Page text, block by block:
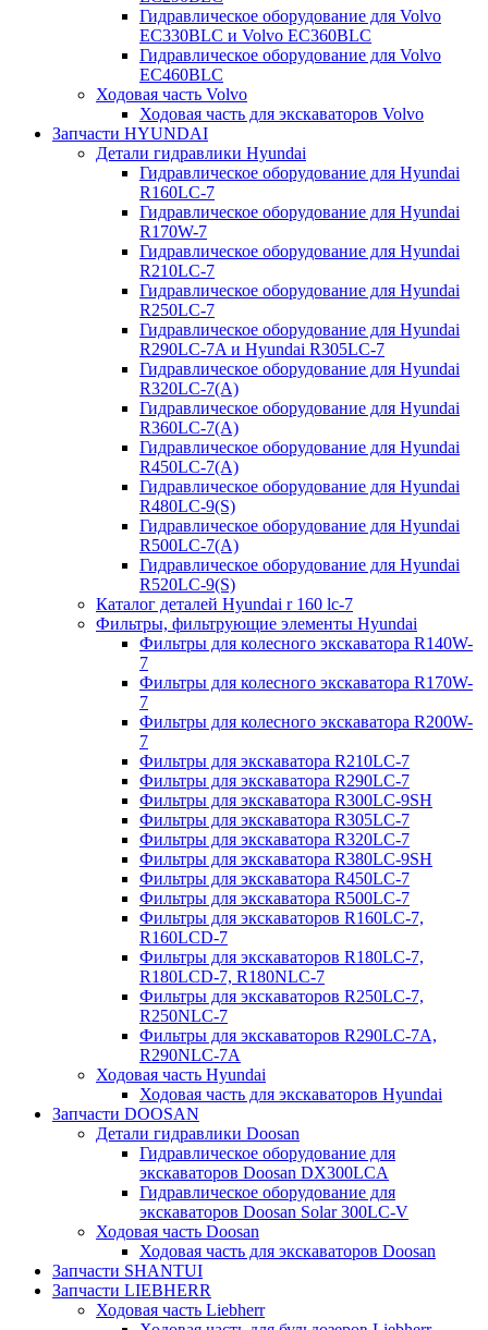
Гидравлическое оборудование для Volvo
EC330BLC и Volvo EC360BLC
Гидравлическое оборудование для Volvo
EC460BLC
Ходовая часть Volvo
Ходовая часть для экскаваторов Volvo
Запчасти HYUNDAI
Детали гидравлики Hyundai
Гидравлическое оборудование для Hyundai
R160LC-7
Гидравлическое оборудование для Hyundai
R170W-7
Гидравлическое оборудование для Hyundai
R210LC-7
Гидравлическое оборудование для Hyundai
R250LC-7
Гидравлическое оборудование для Hyundai
R290LC-7A и Hyundai R305LC-7
Гидравлическое оборудование для Hyundai
R320LC-7(A)
Гидравлическое оборудование для Hyundai
R360LC-7(A)
Гидравлическое оборудование для Hyundai
R450LC-7(A)
Гидравлическое оборудование для Hyundai
R480LC-9(S)
Гидравлическое оборудование для Hyundai
R500LC-7(A)
Гидравлическое оборудование для Hyundai
R520LC-9(S)
Каталог деталей Hyundai r 160 lc-7
Фильтры, фильтрующие элементы Hyundai
Фильтры для колесного экскаватора R140W-
7
Фильтры для колесного экскаватора R170W-
7
Фильтры для колесного экскаватора R200W-
7
Фильтры для экскаватора R210LC-7
Фильтры для экскаватора R290LC-7
Фильтры для экскаватора R300LC-9SH
Фильтры для экскаватора R305LC-7
Фильтры для экскаватора R320LC-7
Фильтры для экскаватора R380LC-9SH
Фильтры для экскаватора R450LC-7
Фильтры для экскаватора R500LC-7
Фильтры для экскаваторов R160LC-7,
R160LCD-7
Фильтры для экскаваторов R180LC-7,
R180LCD-7, R180NLC-7
Фильтры для экскаваторов R250LC-7,
R250NLC-7
Фильтры для экскаваторов R290LC-7A,
R290NLC-7A
Ходовая часть Hyundai
Ходовая часть для экскаваторов Hyundai
Запчасти DOOSAN
Детали гидравлики Doosan
Гидравлическое оборудование для
экскаваторов Doosan DX300LCA
Гидравлическое оборудование для
экскаваторов Doosan Solar 300LC-V
Ходовая часть Doosan
Ходовая часть для экскаваторов Doosan
Запчасти SHANTUI
Запчасти LIEBHERR
Ходовая часть Liebherr